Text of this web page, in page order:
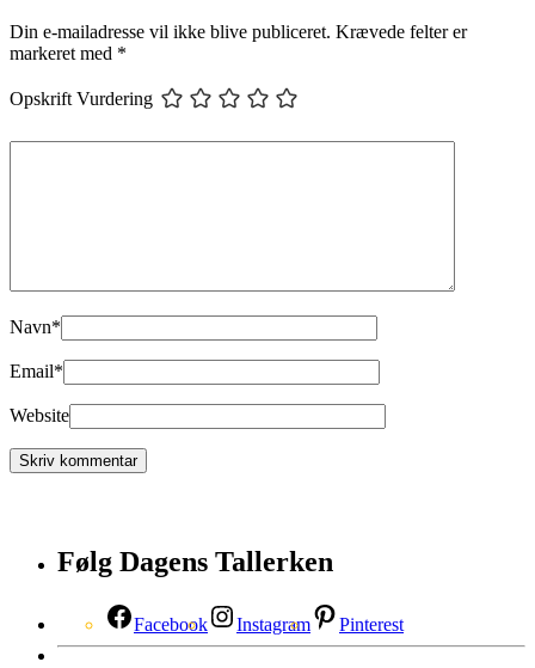
Din e-mailadresse vil ikke blive publiceret. Krævede felter er
markeret med *
Opskrift Vurdering
Navn*
Email*
Website
Følg Dagens Tallerken
Facebook Instagram Pinterest